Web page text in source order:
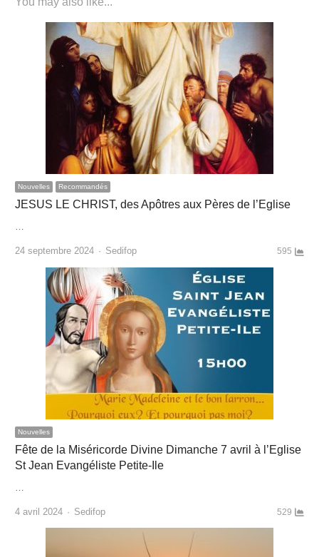
Nouvelles Recommandés
JESUS LE CHRIST, des Apôtres aux Pères de l’Eglise
24 septembre 2024 Author
Sedifop 595
Nouvelles
Fête de la Miséricorde Divine Dimanche 7 avril à l’Eglise
St Jean Evangéliste Petite-Ile
4 avril 2024 Author
Sedifop 529